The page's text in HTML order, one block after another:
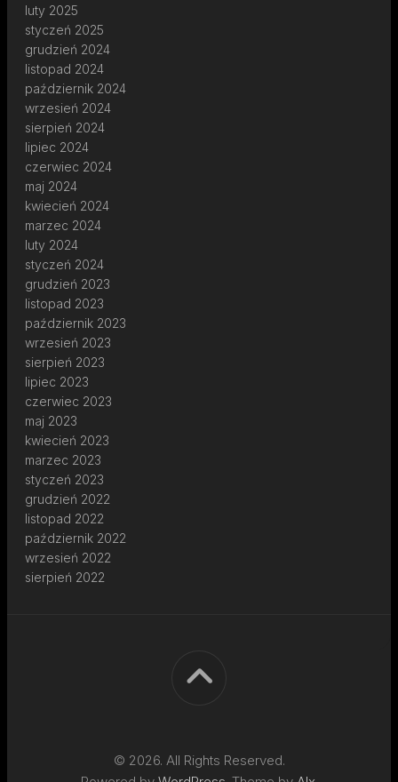
luty 2025
styczeń 2025
grudzień 2024
listopad 2024
październik 2024
wrzesień 2024
sierpień 2024
lipiec 2024
czerwiec 2024
maj 2024
kwiecień 2024
marzec 2024
luty 2024
styczeń 2024
grudzień 2023
listopad 2023
październik 2023
wrzesień 2023
sierpień 2023
lipiec 2023
czerwiec 2023
maj 2023
kwiecień 2023
marzec 2023
styczeń 2023
grudzień 2022
listopad 2022
październik 2022
wrzesień 2022
sierpień 2022
© 2026. All Rights Reserved.